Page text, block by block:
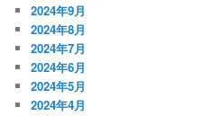
2024年9月
2024年8月
2024年7月
2024年6月
2024年5月
2024年4月